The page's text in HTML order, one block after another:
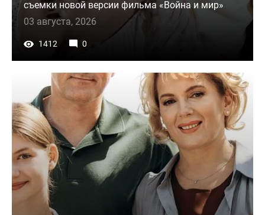
съемки новой версии фильма «Война и мир»
03 августа, 2026
1412 0